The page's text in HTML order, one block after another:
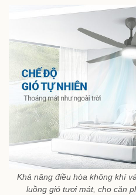
Khả năng điều hòa không khí
luồng gió tươi mát, cho căn